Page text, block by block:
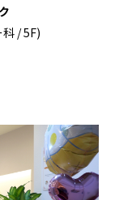
科 / 5F)